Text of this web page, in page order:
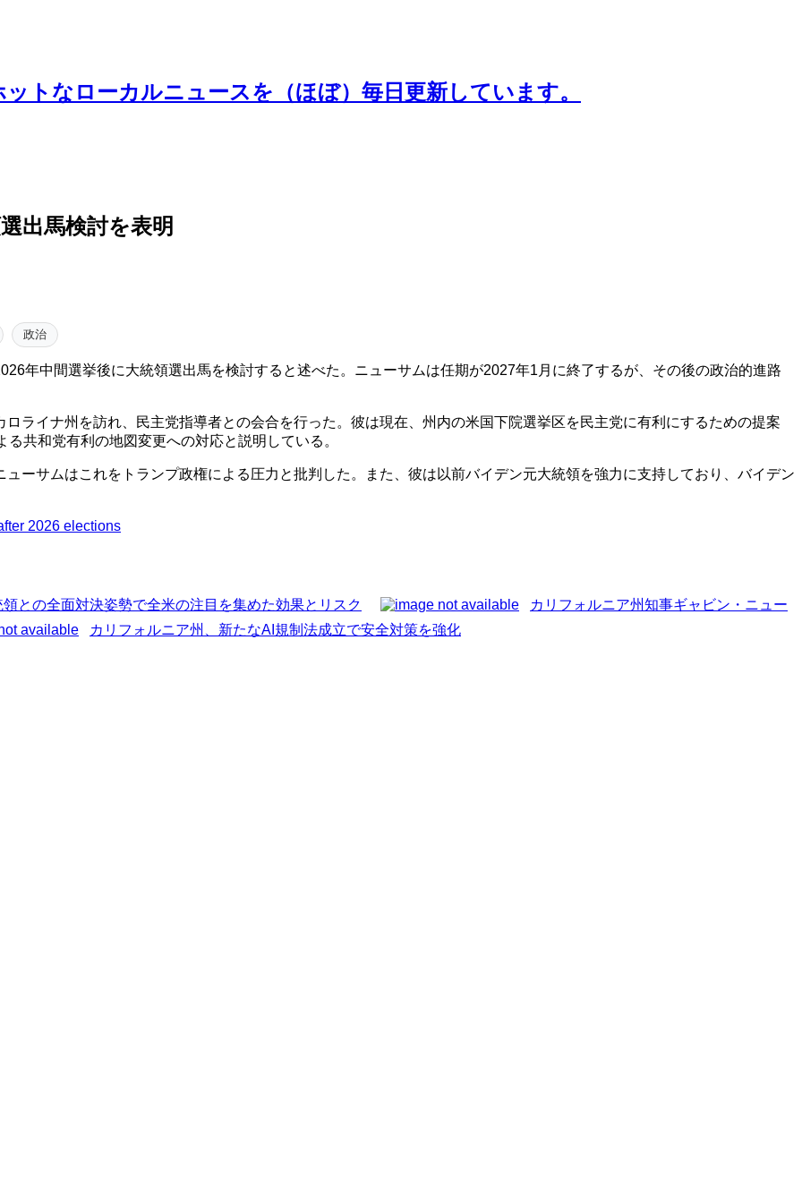
トなローカルニュースを（ほぼ）毎日更新しています。
出馬検討を表明
政治
年中間選挙後に大統領選出馬を検討すると述べた。ニューサムは任期が2027年1月に終了するが、その後の政治的進路
ライナ州を訪れ、民主党指導者との会合を行った。彼は現在、州内の米国下院選挙区を民主党に有利にするための提案
共和党有利の地図変更への対応と説明している。
ーサムはこれをトランプ政権による圧力と批判した。また、彼は以前バイデン元大統領を強力に支持しており、バイデン
2026 elections
との全面対決姿勢で全米の注目を集めた効果とリスク
カリフォルニア州知事ギャビン・ニュー
カリフォルニア州、新たなAI規制法成立で安全対策を強化